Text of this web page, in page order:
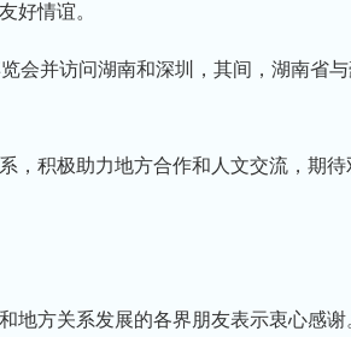
好情谊。
会并访问湖南和深圳，其间，湖南省
，积极助力地方合作和人文交流，期
地方关系发展的各界朋友表示衷心感